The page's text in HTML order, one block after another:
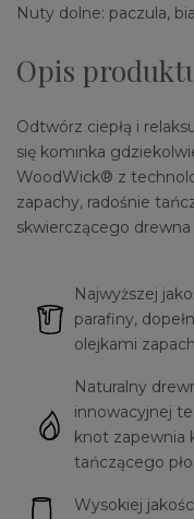
Nuty dolne: paczula,
Opis
Odtwórz ciepłą i
się kominka
WoodWick® z
zapachy, radośnie
skwierczącego
Najwyższej
parafiny,
olejkami
Naturalny
innowacyjnej
knot zapewnia
tańczącego
Wysokiej